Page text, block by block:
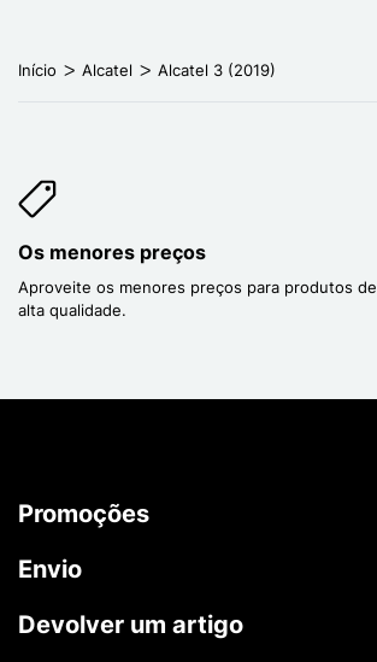
Início Alcatel Alcatel 3 (2019)
Os menores preços
Aproveite os menores preços para produtos de
alta qualidade.
Promoções
Envio
Devolver um artigo